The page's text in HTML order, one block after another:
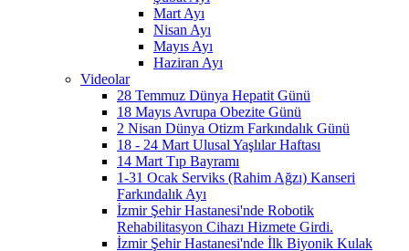
Mart Ayı
Nisan Ayı
Mayıs Ayı
Haziran Ayı
Videolar
28 Temmuz Dünya Hepatit Günü
18 Mayıs Avrupa Obezite Günü
2 Nisan Dünya Otizm Farkındalık Günü
18 - 24 Mart Ulusal Yaşlılar Haftası
14 Mart Tıp Bayramı
1-31 Ocak Serviks (Rahim Ağzı) Kanseri
Farkındalık Ayı
İzmir Şehir Hastanesi'nde Robotik
Rehabilitasyon Cihazı Hizmete Girdi.
İzmir Şehir Hastanesi'nde İlk Biyonik Kulak